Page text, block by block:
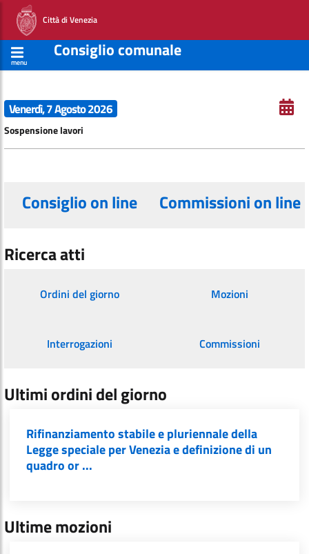
Città di Venezia
menu
Consiglio comunale
Venerdì, 7 Agosto 2026
Sospensione lavori
Consiglio on line Commissioni on line
Ricerca atti
Ordini del giorno Mozioni
Interrogazioni Commissioni
Ultimi ordini del giorno
Rifinanziamento stabile e pluriennale della
Legge speciale per Venezia e definizione di un
quadro or ...
Ultime mozioni